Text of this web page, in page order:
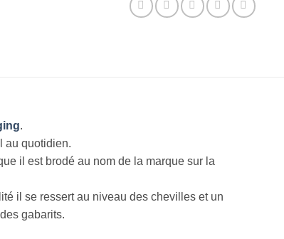
.
au quotidien.
il est brodé au nom de la marque sur la
il se ressert au niveau des chevilles et un
gabarits.